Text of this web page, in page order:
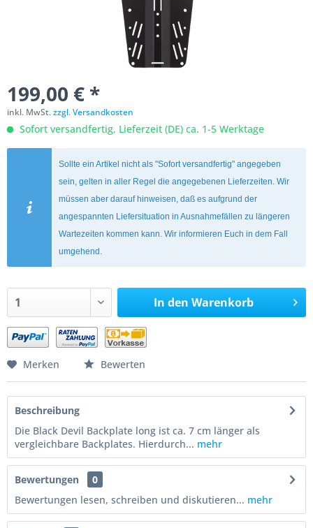
199,00 € *
inkl. MwSt.zzgl. Versandkosten
Sofort versandfertig, Lieferzeit (DE) ca. 1-5 Werktage
Sollte ein Artikel nicht als "Sofort versandfertig" angegeben
sein, gelten in aller Regel die angegebenen Lieferzeiten. Wir
müssen aber darauf hinweisen, daß es aufgrund der
angespannten Liefersituation in Ausnahmefällen zu längeren
Wartezeiten kommen kann. Wir informieren Euch in dem Fall
umgehend.
In den Warenkorb
Merken Bewerten
Beschreibung
Die Black Devil Backplate long ist ca. 7 cm länger als
vergleichbare Backplates. Hierdurch... mehr
Bewertungen
0
Bewertungen lesen, schreiben und diskutieren... mehr